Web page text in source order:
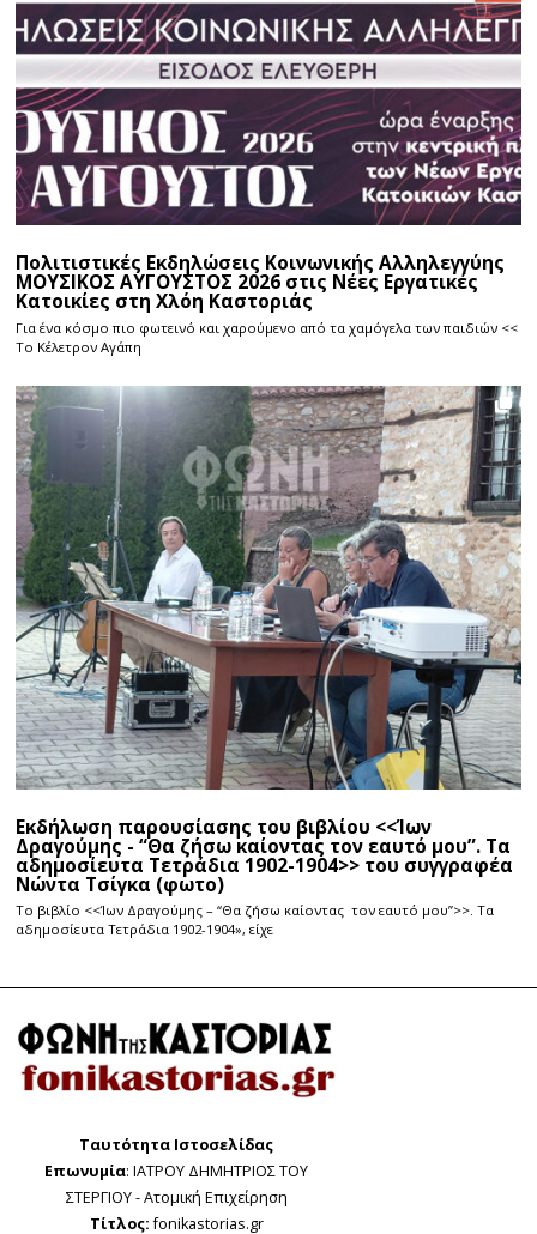
Πολιτιστικές Εκδηλώσεις Κοινωνικής Αλληλεγγύης
ΜΟΥΣΙΚΟΣ ΑΥΓΟΥΣΤΟΣ 2026 στις Νέες Εργατικές
Κατοικίες στη Χλόη Καστοριάς
Για ένα κόσμο πιο φωτεινό και χαρούμενο από τα χαμόγελα των παιδιών <<
Το Κέλετρον Αγάπη
Εκδήλωση παρουσίασης του βιβλίου <<Ίων
Δραγούμης - “Θα ζήσω καίοντας τον εαυτό μου”. Τα
αδημοσίευτα Τετράδια 1902-1904>> του συγγραφέα
Νώντα Τσίγκα (φωτο)
Το βιβλίο <<Ίων Δραγούμης – “Θα ζήσω καίοντας τον εαυτό μου”>>. Τα
αδημοσίευτα Τετράδια 1902-1904», είχε
Ταυτότητα Ιστοσελίδας
Επωνυμία: ΙΑΤΡΟΥ ΔΗΜΗΤΡΙΟΣ ΤΟΥ
ΣΤΕΡΓΙΟΥ - Ατομική Επιχείρηση
Τίτλος:fonikastorias.gr